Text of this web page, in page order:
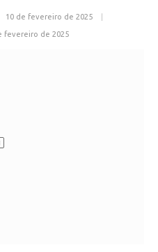
10 de fevereiro de 2025
fevereiro de 2025